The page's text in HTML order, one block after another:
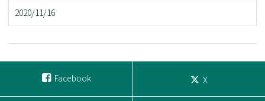
2020/11/16
Facebook X